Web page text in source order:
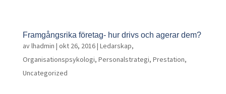
Framgångsrika företag- hur drivs och agerar dem?
avlhadmin | okt 26, 2016| Ledarskap,
Organisationspsykologi, Personalstrategi, Prestation,
Uncategorized